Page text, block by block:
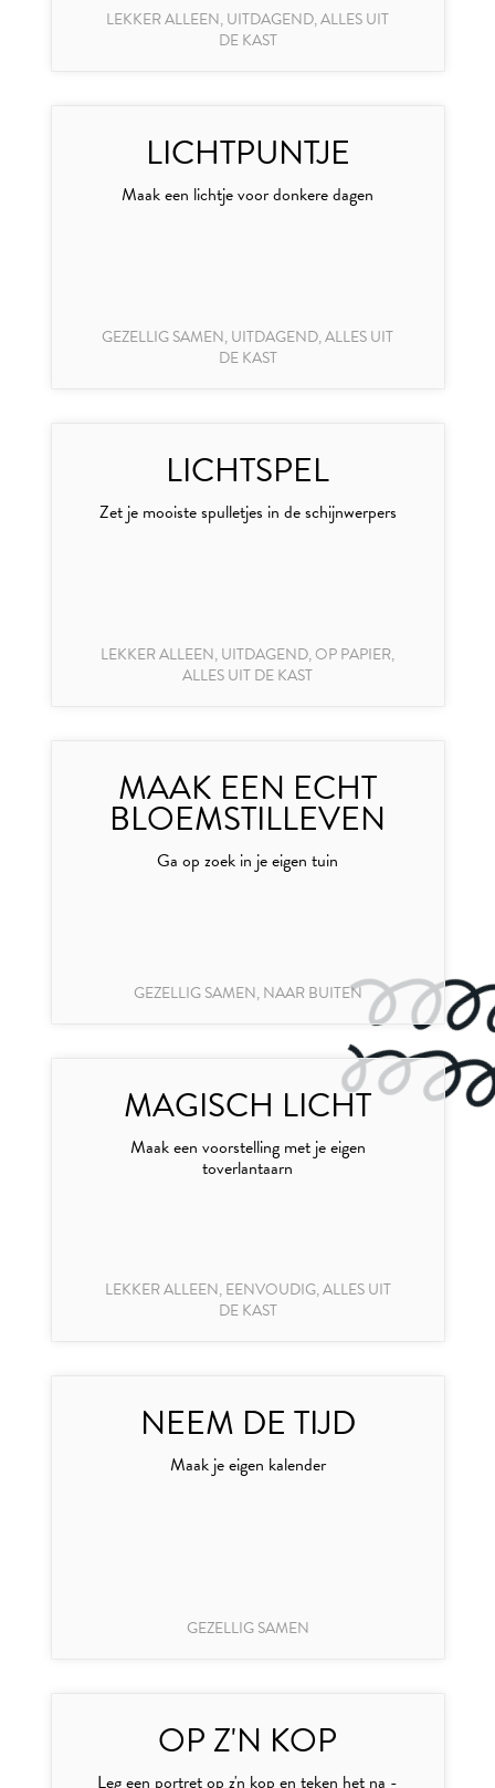
LEKKER ALLEEN, UITDAGEND, ALLES UIT
DE KAST
LICHTPUNTJE
Maak een lichtje voor donkere dagen
GEZELLIG SAMEN, UITDAGEND, ALLES UIT
DE KAST
LICHTSPEL
Zet je mooiste spulletjes in de schijnwerpers
LEKKER ALLEEN, UITDAGEND, OP PAPIER,
ALLES UIT DE KAST
MAAK EEN ÉCHT
BLOEMSTILLEVEN
Ga op zoek in je eigen tuin
GEZELLIG SAMEN, NAAR BUITEN
MAGISCH LICHT
Maak een voorstelling met je eigen
toverlantaarn
LEKKER ALLEEN, EENVOUDIG, ALLES UIT
DE KAST
NEEM DE TIJD
Maak je eigen kalender
GEZELLIG SAMEN
OP Z'N KOP
Leg een portret op z'n kop en teken het na -